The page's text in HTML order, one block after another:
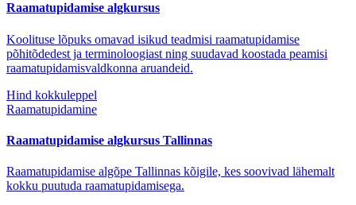
Raamatupidamise algkursus
Koolituse lõpuks omavad isikud teadmisi raamatupidamise
põhitõdedest ja terminoloogiast ning suudavad koostada peamisi
raamatupidamisvaldkonna aruandeid.
Hind kokkuleppel
Raamatupidamine
Raamatupidamise algkursus Tallinnas
Raamatupidamise algõpe Tallinnas kõigile, kes soovivad lähemalt
kokku puutuda raamatupidamisega.